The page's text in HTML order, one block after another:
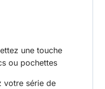
une touche
ou pochettes
votre série de